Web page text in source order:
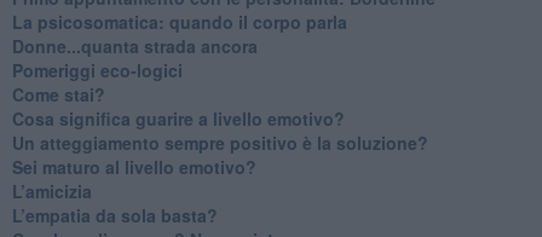
La psicosomatica: quando il corpo parla
Donne...quanta strada ancora
​Pomeriggi eco-logici
​Come stai?
Cosa significa guarire a livello emotivo?
​Un atteggiamento sempre positivo è la soluzione?
​Sei maturo al livello emotivo?
​L’amicizia
​L’empatia da sola basta?